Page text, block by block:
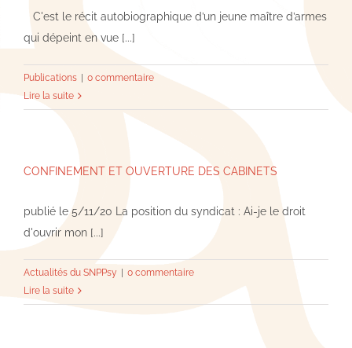
C'est le récit autobiographique d’un jeune maître d’armes
qui dépeint en vue [...]
Publications
0 commentaire
Lire la suite
CONFINEMENT ET OUVERTURE DES CABINETS
publié le 5/11/20 La position du syndicat : Ai-je le droit
d'ouvrir mon [...]
Actualités du SNPPsy
0 commentaire
Lire la suite